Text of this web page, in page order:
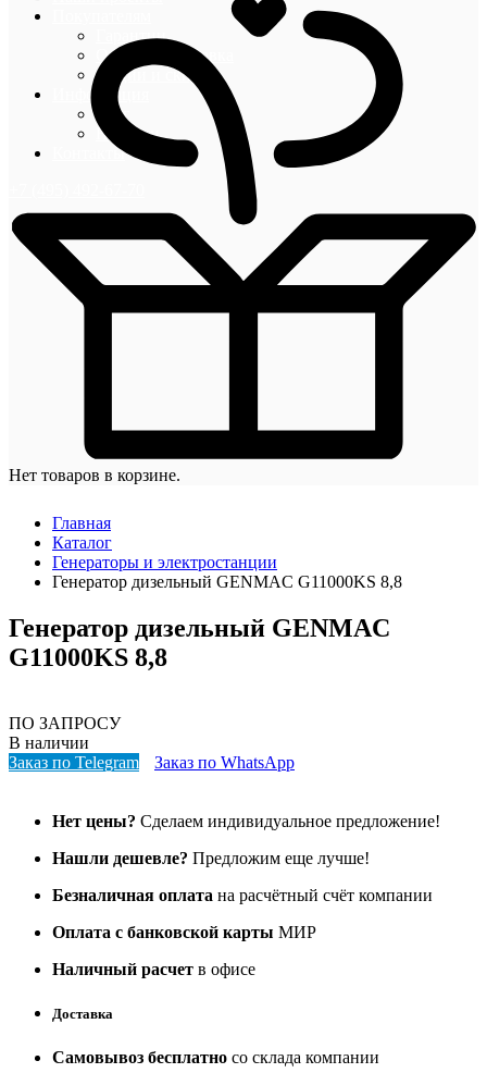
Гарантии
Оплата и доставка
Акции и скидки
Информация
Блог
Новости
Контакты
Нет товаров в корзине.
Главная
Каталог
Генераторы и электростанции
Генератор дизельный GENMAC G11000KS 8,8
Генератор дизельный GENMAC
G11000KS 8,8
ПО ЗАПРОСУ
В наличии
Заказ по Telegram
Заказ по WhatsApp
Нет цены? Сделаем индивидуальное предложение!
Нашли дешевле? Предложим еще лучше!
Безналичная оплата на расчётный счёт компании
Оплата с банковской карты МИР
Наличный расчет в офисе
Доставка
Самовывоз бесплатно со склада компании